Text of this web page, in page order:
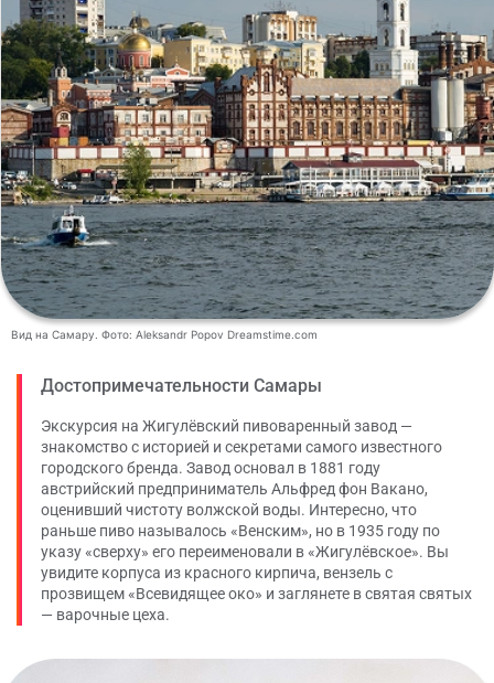
Вид на Самару. Фото: Aleksandr Popov Dreamstime.com
Достопримечательности Самары
Экскурсия на Жигулёвский пивоваренный завод —
знакомство с историей и секретами самого известного
городского бренда. Завод основал в 1881 году
австрийский предприниматель Альфред фон Вакано,
оценивший чистоту волжской воды. Интересно, что
раньше пиво называлось «Венским», но в 1935 году по
указу «сверху» его переименовали в «Жигулёвское». Вы
увидите корпуса из красного кирпича, вензель с
прозвищем «Всевидящее око» и заглянете в святая святых
— варочные цеха.